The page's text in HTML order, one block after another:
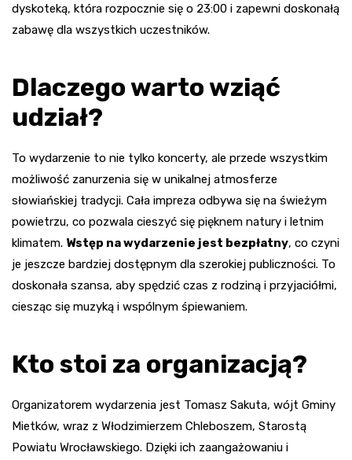
dyskoteką, która rozpocznie się o 23:00 i zapewni doskonałą
zabawę dla wszystkich uczestników.
Dlaczego warto wziąć
udział?
To wydarzenie to nie tylko koncerty, ale przede wszystkim
możliwość zanurzenia się w unikalnej atmosferze
słowiańskiej tradycji. Cała impreza odbywa się na świeżym
powietrzu, co pozwala cieszyć się pięknem natury i letnim
klimatem. Wstęp na wydarzenie jest bezpłatny, co czyni
je jeszcze bardziej dostępnym dla szerokiej publiczności. To
doskonała szansa, aby spędzić czas z rodziną i przyjaciółmi,
ciesząc się muzyką i wspólnym śpiewaniem.
Kto stoi za organizacją?
Organizatorem wydarzenia jest Tomasz Sakuta, wójt Gminy
Mietków, wraz z Włodzimierzem Chleboszem, Starostą
Powiatu Wrocławskiego. Dzięki ich zaangażowaniu i